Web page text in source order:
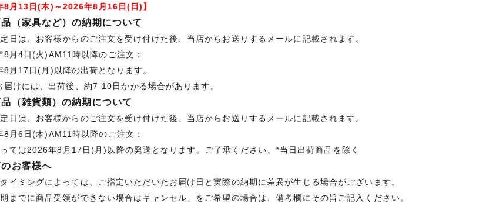
8月13日(木)～2026年8月16日(日)】
（家具など）の納期について
日は、お客様からのご注文を受け付けた後、当店からお送りするメールに記載されます。
月4日(火)AM11時以降のご注文：
月17日(月)以降の出荷となります。
届けには、出荷後、約7-10日かかる場合があります。
（雑貨類）の納期について
日は、お客様からのご注文を受け付けた後、当店からお送りするメールに記載されます。
月6日(木)AM11時以降のご注文：
ては2026年8月17日(月)以降の発送となります。ご了承ください。*当日出荷商品を除く
お客様へ
イミングによっては、ご指定いただいたお届け日と実際の納期に差異が生じる場合がございます。
期までに商品受領ができない場合はキャンセル」をご希望の場合は、備考欄にその旨ご記入ください。